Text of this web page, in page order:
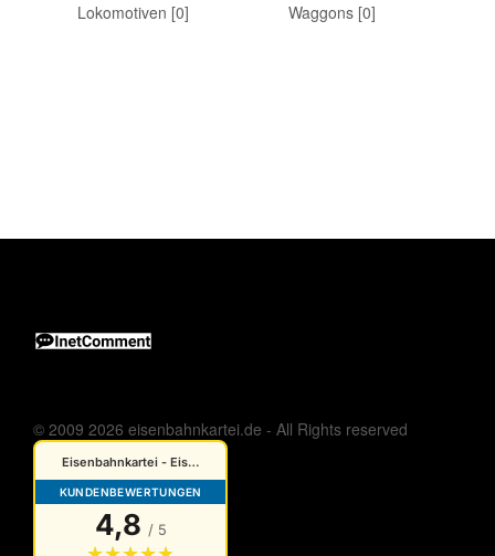
Lokomotiven [0] Waggons [0]
© 2009 2026 eisenbahnkartei.de - All Rights reserved